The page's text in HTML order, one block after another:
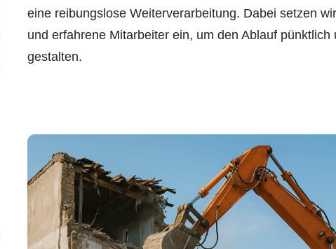
eine reibungslose Weiterverarbeitung. Dabei setzen
und erfahrene Mitarbeiter ein, um den Ablauf pünktlich
gestalten.